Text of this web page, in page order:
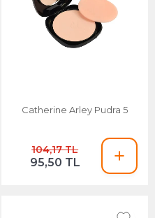
Catherine Arley Pudra 5
104,17 TL
95,50 TL